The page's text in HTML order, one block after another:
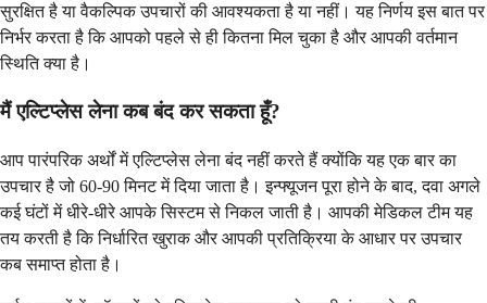
सुरक्षित है या वैकल्पिक उपचारों की आवश्यकता है या नहीं। यह निर्णय इस बात पर
निर्भर करता है कि आपको पहले से ही कितना मिल चुका है और आपकी वर्तमान
स्थिति क्या है।
मैं एल्टिप्लेस लेना कब बंद कर सकता हूँ?
आप पारंपरिक अर्थों में एल्टिप्लेस लेना बंद नहीं करते हैं क्योंकि यह एक बार का
उपचार है जो 60-90 मिनट में दिया जाता है। इन्फ्यूजन पूरा होने के बाद, दवा अगले
कई घंटों में धीरे-धीरे आपके सिस्टम से निकल जाती है। आपकी मेडिकल टीम यह
तय करती है कि निर्धारित खुराक और आपकी प्रतिक्रिया के आधार पर उपचार
कब समाप्त होता है।